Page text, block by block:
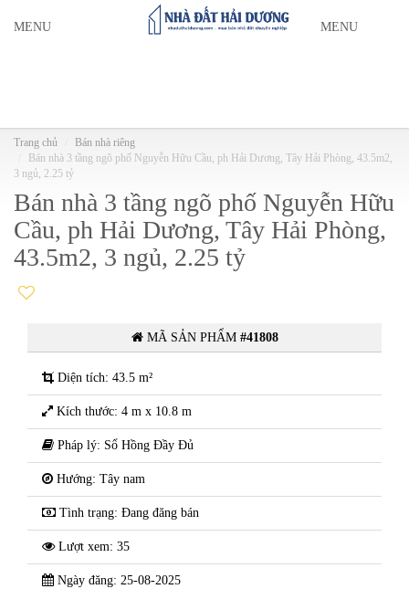
MENU MENU
Trang chủ
Bán nhà riêng
Bán nhà 3 tầng ngõ phố Nguyễn Hữu Cầu, ph Hải Dương, Tây Hải Phòng, 43.5m2,
3 ngủ, 2.25 tỷ
Bán nhà 3 tầng ngõ phố Nguyễn Hữu
Cầu, ph Hải Dương, Tây Hải Phòng,
43.5m2, 3 ngủ, 2.25 tỷ
MÃ SẢN PHẨM #41808
Diện tích: 43.5 m²
Kích thước: 4 m x 10.8 m
Pháp lý: Sổ Hồng Đầy Đủ
Hướng: Tây nam
Tình trạng: Đang đăng bán
Lượt xem: 35
Ngày đăng: 25-08-2025